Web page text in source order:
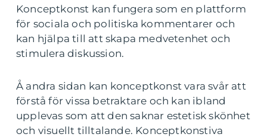
Konceptkonst kan fungera som en plattform
för sociala och politiska kommentarer och
kan hjälpa till att skapa medvetenhet och
stimulera diskussion.
Å andra sidan kan konceptkonst vara svår att
förstå för vissa betraktare och kan ibland
upplevas som att den saknar estetisk skönhet
och visuellt tilltalande. Konceptkonstiva